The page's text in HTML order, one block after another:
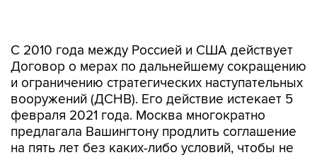
и ограничению стратегических наступательных
вооружений (ДСНВ). Его действие истекает 5
февраля 2021 года. Москва многократно
предлагала Вашингтону продлить соглашение
на пять лет без каких-либо условий, чтобы не
допустить полного развала системы контроля
над вооружениями.